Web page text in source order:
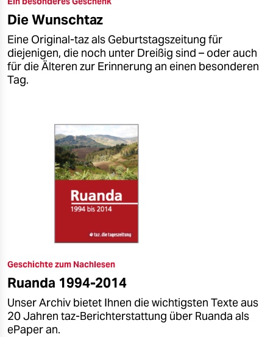
epaper login
Die Wunschtaz
Eine Original-taz als Geburtstagszeitung für
diejenigen, die noch unter Dreißig sind – oder auch
für die Älteren zur Erinnerung an einen besonderen
Tag.
Geschichte zum Nachlesen
Ruanda 1994-2014
Unser Archiv bietet Ihnen die wichtigsten Texte aus
20 Jahren taz-Berichterstattung über Ruanda als
ePaper an.